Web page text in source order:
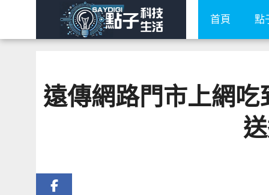
首頁 點
遠傳網路門市上網